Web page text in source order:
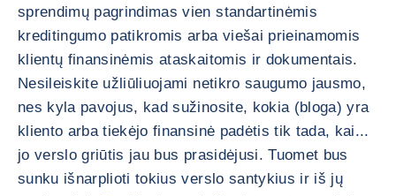
sprendimų pagrindimas vien standartinėmis
kreditingumo patikromis arba viešai prieinamomis
klientų finansinėmis ataskaitomis ir dokumentais.
Nesileiskite užliūliuojami netikro saugumo jausmo,
nes kyla pavojus, kad sužinosite, kokia (bloga) yra
kliento arba tiekėjo finansinė padėtis tik tada, kai...
jo verslo griūtis jau bus prasidėjusi. Tuomet bus
sunku išnarplioti tokius verslo santykius ir iš jų